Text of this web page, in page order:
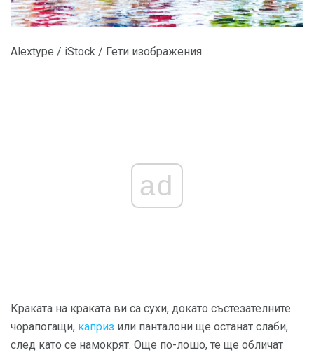
Alextype / iStock / Гети изображения
ad
Краката на краката ви са сухи, докато състезателните
чорапогащи, каприз или панталони ще останат слаби,
след като се намокрят. Още по-лошо, те ще обличат